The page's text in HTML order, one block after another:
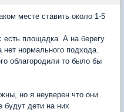
месте ставить около 1-5
есть площадка. А на берегу
нет нормального подхода.
облагородили то было бы
но я неуверен что они
будут дети на них